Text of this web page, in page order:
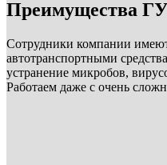
Преимущества
Сотрудники компании
автотранспортными
устранение микробов,
Работаем даже с очень